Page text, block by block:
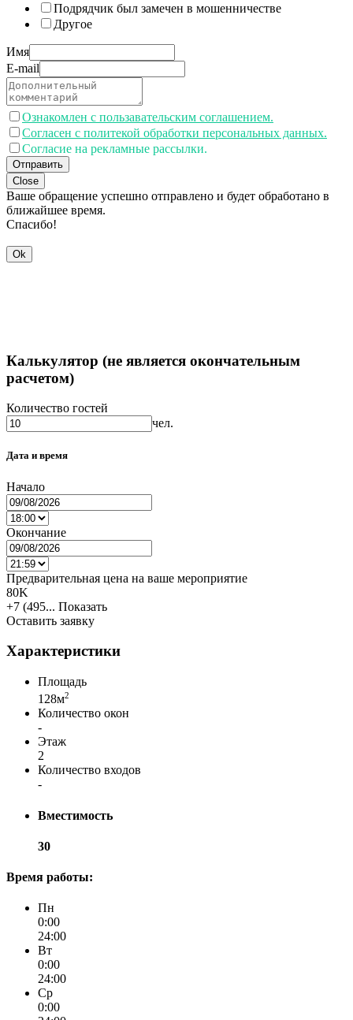
Подрядчик был замечен в мошенничестве
Другое
Имя
E-mail
Ознакомлен с пользавательским соглашением.
Согласен с политекой обработки персональных данных.
Согласие на рекламные рассылки.
Отправить
Close
Ваше обращение успешно отправлено и будет обработано в
ближайшее время.
Спасибо!
Ok
Калькулятор (не является окончательным
расчетом)
Количество гостей
чел.
Дата и время
Начало
Окончание
Предварительная цена на ваше мероприятие
80K
+7 (495... Показать
Оставить заявку
Характеристики
Площадь
128м2
Количество окон
-
Этаж
2
Количество входов
-
Вместимость
30
Время работы:
Пн
0:00
24:00
Вт
0:00
24:00
Ср
0:00